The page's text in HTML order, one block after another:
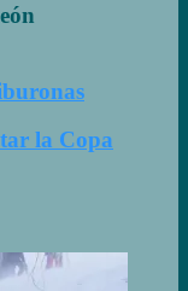
la Copa